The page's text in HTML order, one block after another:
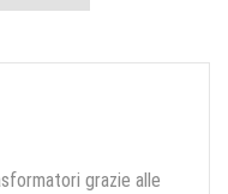
grazie alle